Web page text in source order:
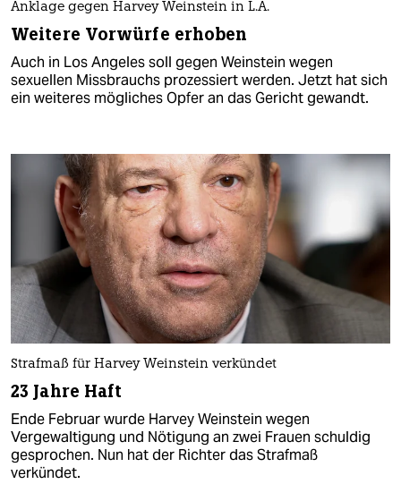
Anklage gegen Harvey Weinstein in L.A.
Weitere Vorwürfe erhoben
Auch in Los Angeles soll gegen Weinstein wegen
sexuellen Missbrauchs prozessiert werden. Jetzt hat sich
ein weiteres mögliches Opfer an das Gericht gewandt.
Strafmaß für Harvey Weinstein verkündet
23 Jahre Haft
Ende Februar wurde Harvey Weinstein wegen
Vergewaltigung und Nötigung an zwei Frauen schuldig
gesprochen. Nun hat der Richter das Strafmaß
verkündet.